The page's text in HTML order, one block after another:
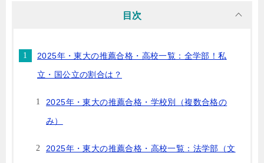
目次
2025年・東大の推薦合格・高校一覧：全学部！私
立・国公立の割合は？
2025年・東大の推薦合格・学校別（複数合格の
み）
2025年・東大の推薦合格・高校一覧：法学部（文